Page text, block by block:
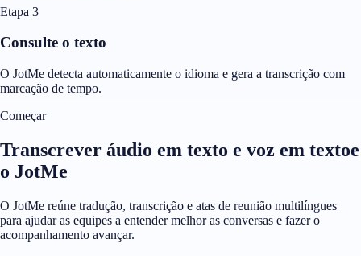
Etapa 3
Consulte o texto
O JotMe detecta automaticamente o idioma e gera a transcrição com
marcação de tempo.
Começar
Transcrever áudio em texto e voz em textoe
o JotMe
O JotMe reúne tradução, transcrição e atas de reunião multilíngues
para ajudar as equipes a entender melhor as conversas e fazer o
acompanhamento avançar.